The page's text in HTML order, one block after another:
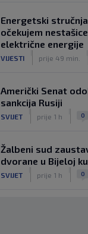
Energetski
očekujem
električne energije
VIJESTI prije 49 min.
Američki Senat
sankcija Rusiji
SVIJET prije 1 h 0
Žalbeni sud
dvorane u Bijeloj
SVIJET prije 1 h 0